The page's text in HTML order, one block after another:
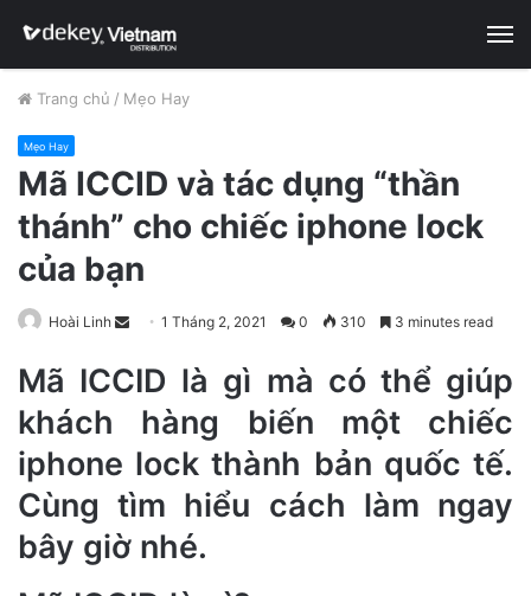
Trang chủ / Mẹo Hay
Mẹo Hay
Mã ICCID và tác dụng “thần
thánh” cho chiếc iphone lock
của bạn
Hoài Linh
n
e
m
a
1 Tháng 2, 2021 0 310 3 minutes read
Mã ICCID là gì mà có thể giúp
khách hàng biến một chiếc
iphone lock thành bản quốc tế.
Cùng tìm hiểu cách làm ngay
bây giờ nhé.